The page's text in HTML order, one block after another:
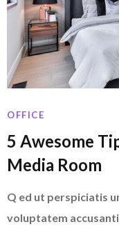
OFFICE
5 Awesome
Media Room
Q ed ut perspiciatis
voluptatem